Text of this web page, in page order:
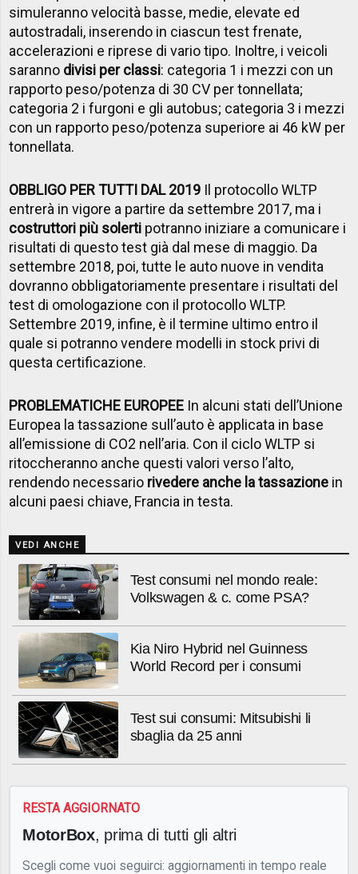
simuleranno velocità basse, medie, elevate ed
autostradali, inserendo in ciascun test frenate,
accelerazioni e riprese di vario tipo. Inoltre, i veicoli
saranno divisi per classi: categoria 1 i mezzi con un
rapporto peso/potenza di 30 CV per tonnellata;
categoria 2 i furgoni e gli autobus; categoria 3 i mezzi
con un rapporto peso/potenza superiore ai 46 kW per
tonnellata.
OBBLIGO PER TUTTI DAL 2019 Il protocollo WLTP
entrerà in vigore a partire da settembre 2017, ma i
costruttori più solerti potranno iniziare a comunicare i
risultati di questo test già dal mese di maggio. Da
settembre 2018, poi, tutte le auto nuove in vendita
dovranno obbligatoriamente presentare i risultati del
test di omologazione con il protocollo WLTP.
Settembre 2019, infine, è il termine ultimo entro il
quale si potranno vendere modelli in stock privi di
questa certificazione.
PROBLEMATICHE EUROPEE In alcuni stati dell’Unione
Europea la tassazione sull’auto è applicata in base
all’emissione di CO2 nell’aria. Con il ciclo WLTP si
ritoccheranno anche questi valori verso l’alto,
rendendo necessario rivedere anche la tassazione in
alcuni paesi chiave, Francia in testa.
VEDI ANCHE
Test consumi nel mondo reale:
Volkswagen & c. come PSA?
Kia Niro Hybrid nel Guinness
World Record per i consumi
Test sui consumi: Mitsubishi li
sbaglia da 25 anni
RESTA AGGIORNATO
MotorBox, prima di tutti gli altri
Scegli come vuoi seguirci: aggiornamenti in tempo reale